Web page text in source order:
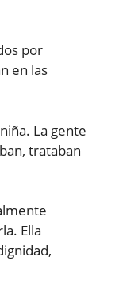
por
en las
La gente
trataban
Ella